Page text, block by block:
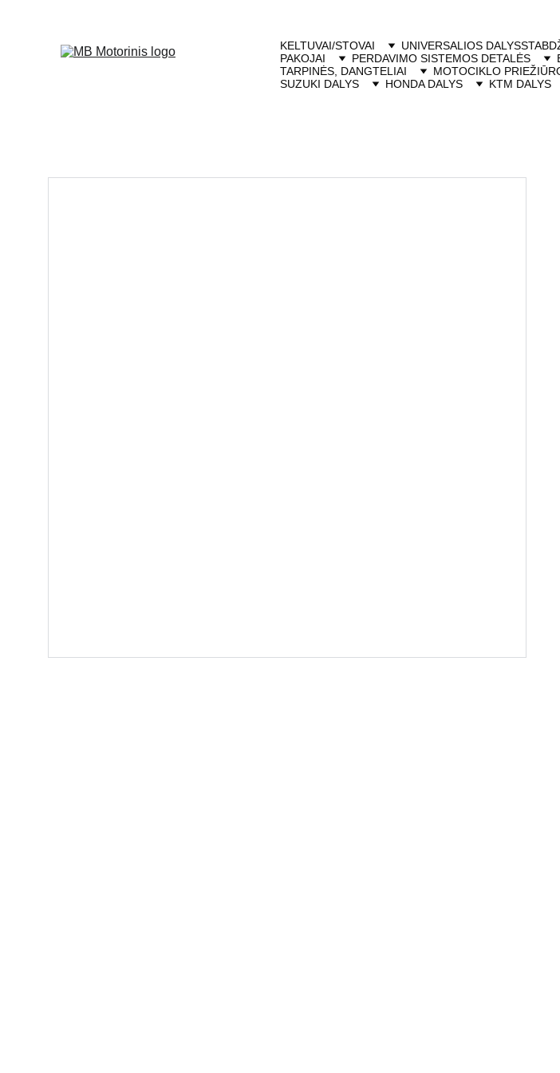
KELTUVAI/STOVAI UNIVERSALIOS DALYS
PAKOJAI
PERDAVIMO SISTEMOS DETALĖS
TARPINĖS, DANGTELIAI
MOTOCIKLO
SUZUKI DALYS
HONDA DALYS KTM DALYS